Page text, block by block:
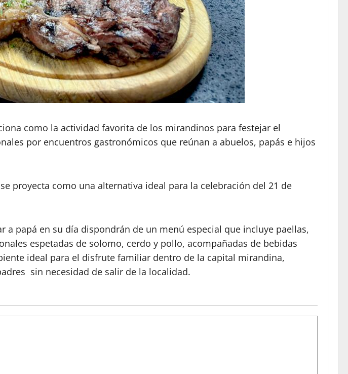
como la actividad favorita de los mirandinos para festejar el
por encuentros gastronómicos que reúnan a abuelos, papás e hijos
proyecta como una alternativa ideal para la celebración del 21 de
papá en su día dispondrán de un menú especial que incluye paellas,
espetadas de solomo, cerdo y pollo, acompañadas de bebidas
ideal para el disfrute familiar dentro de la capital mirandina,
sin necesidad de salir de la localidad.